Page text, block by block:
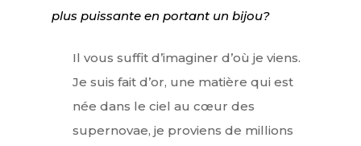
plus puissante en portant un bijou?
Il vous suffit d’imaginer d’où je viens.
Je suis fait d’or, une matière qui est
née dans le ciel au cœur des
supernovae, je proviens de millions